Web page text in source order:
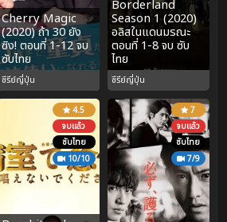
Cherry Magic
(2020) ถ้า 30 ยัง
ซิง! ตอนที่ 1-12 จบ
ซับไทย
ซีรีย์ญี่ปุ่น
Borderland
Season 1 (2020)
อลิสในแดนมรณะ
ตอนที่ 1-8 จบ ซับ
ไทย
ซีรีย์ญี่ปุ่น
4.5
จบแล้ว
ซับไทย
10/10
7
จบแล้ว
ซับไทย
7/9